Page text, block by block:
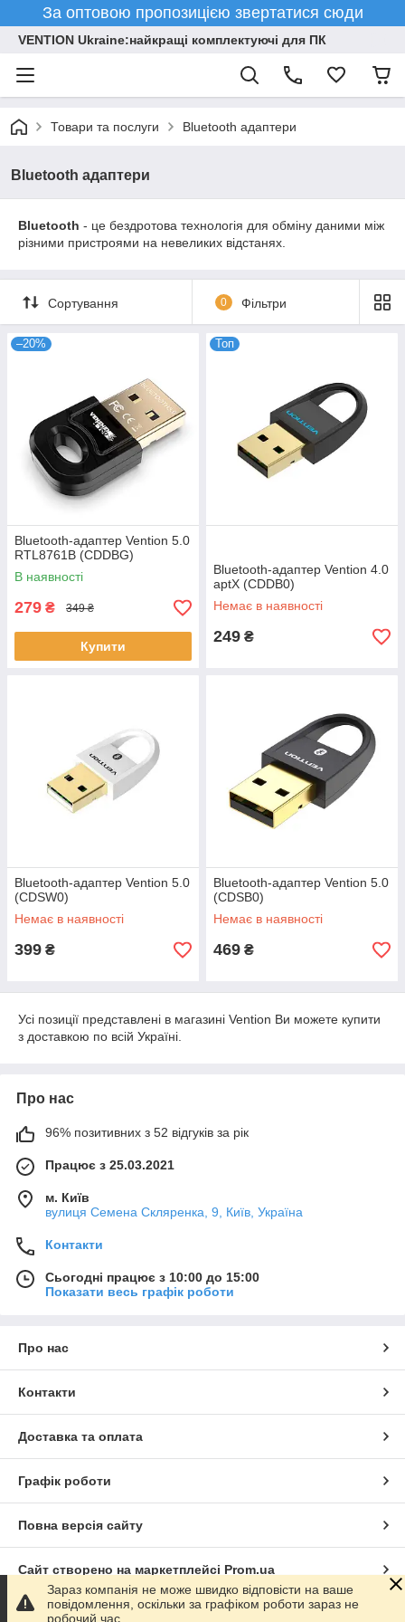
За оптовою пропозицією звертатися сюди
VENTION Ukraine:найкращі комплектуючі для ПК
Товари та послуги Bluetooth адаптери
Bluetooth адаптери
Bluetooth - це бездротова технологія для обміну даними між
різними пристроями на невеликих відстанях.
Сортування 0 Фільтри
–20%
Bluetooth-адаптер Vention 5.0
RTL8761B (CDDBG)
В наявності
279 ₴ 349 ₴
Купити
Топ
Bluetooth-адаптер Vention 4.0
aptX (CDDB0)
Немає в наявності
249 ₴
Bluetooth-адаптер Vention 5.0
(CDSW0)
Немає в наявності
399 ₴
Bluetooth-адаптер Vention 5.0
(CDSB0)
Немає в наявності
469 ₴
Усі позиції представлені в магазині Vention Ви можете купити
з доставкою по всій Україні.
Про нас
96% позитивних з 52 відгуків за рік
Працює з 25.03.2021
м. Київ
вулиця Семена Скляренка, 9, Київ, Україна
Контакти
Сьогодні працює з 10:00 до 15:00
Показати весь графік роботи
Про нас
Контакти
Доставка та оплата
Графік роботи
Повна версія сайту
Сайт створено на маркетплейсі Prom.ua
Політика конфіденційності
Зараз компанія не може швидко відповісти на ваше
повідомлення, оскільки за графіком роботи зараз не
робочий час.